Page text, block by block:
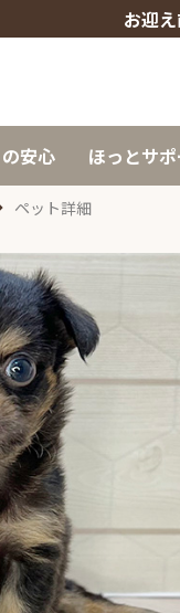
お迎
安心 ほっとサ
ペット詳細